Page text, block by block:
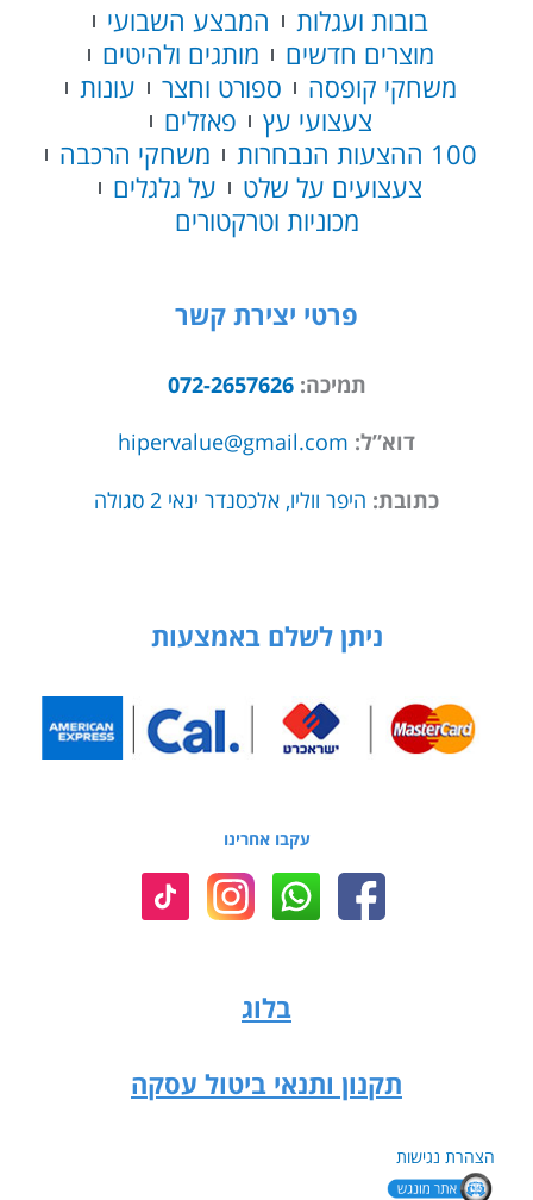
בובות ועגלות
המבצע השבועי
מוצרים חדשים
מותגים ולהיטים
משחקי קופסה
ספורט וחצר
עונות
צעצועי עץ
פאזלים
100 ההצעות הנבחרות
משחקי הרכבה
צעצועים על שלט
על גלגלים
מכוניות וטרקטורים
פרטי יצירת קשר
תמיכה:072-2657626
דוא”ל: hipervalue@gmail.com
כתובת: היפר ווליו, אלכסנדר ינאי 2 סגולה
ניתן לשלם באמצעות
עקבו אחרינו
בלוג
תקנון ותנאי ביטול עסקה
הצהרת נגישות